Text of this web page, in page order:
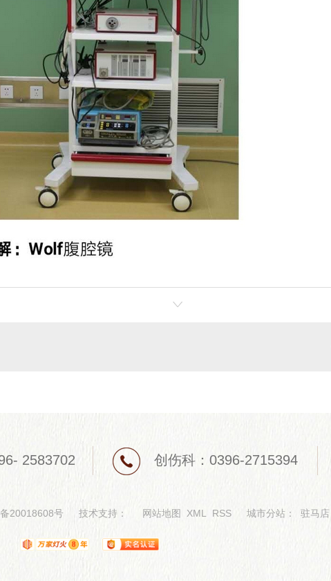
2583702 创伤科：0396-2715394
20018608号技术支持： 网站地图 XML RSS 城市分站： 驻马店